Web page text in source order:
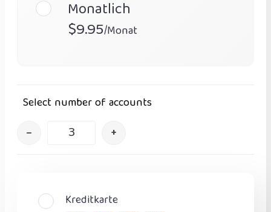
Monatlich
$9.95/Monat
Select number of accounts
– +
Kreditkarte